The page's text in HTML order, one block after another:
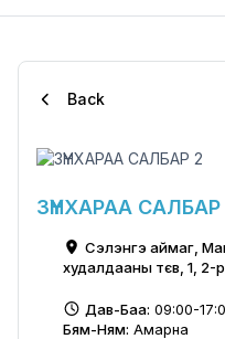
Back
ЗҮҮНХАРАА САЛБАР
Сэлэнгэ аймаг,
худалдааны тєв, 1, 2-
Дав-Баа: 09:00-
Бям-Ням: Амарна